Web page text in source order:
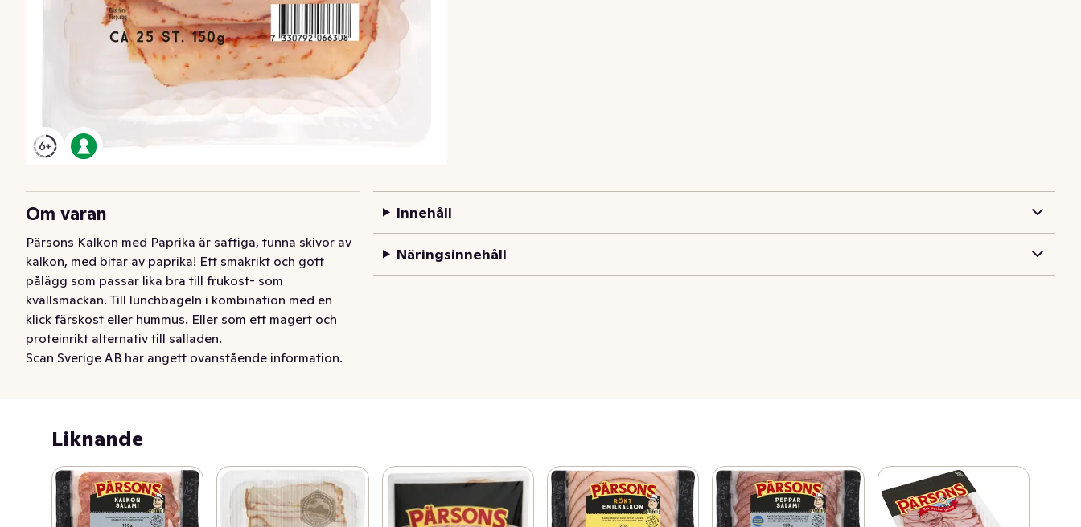
Om varan
Pärsons Kalkon med Paprika är saftiga, tunna skivor av
kalkon, med bitar av paprika! Ett smakrikt och gott
pålägg som passar lika bra till frukost- som
kvällsmackan. Till lunchbageln i kombination med en
klick färskost eller hummus. Eller som ett magert och
proteinrikt alternativ till salladen.
Scan Sverige AB har angett ovanstående information.
Innehåll
Näringsinnehåll
Liknande